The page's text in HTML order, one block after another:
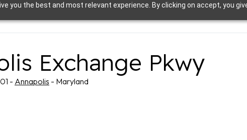
you the best and most relevant experience. By clicking on accept, you
Exchange Pkwy
- Annapolis - Maryland